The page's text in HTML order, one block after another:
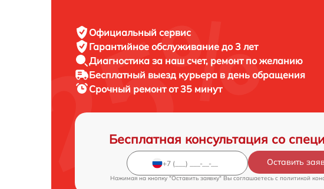
Официальный сервис
Гарантийное обслуживание до 3 лет
Диагностика за наш счет, ремонт по желанию
Бесплатный выезд курьера в день обращения
Срочный ремонтот 35 минут
Бесплатная консультация со
Оставить
Нажимая на кнопку "Оставить заявку" Вы соглашаетесь c политикой